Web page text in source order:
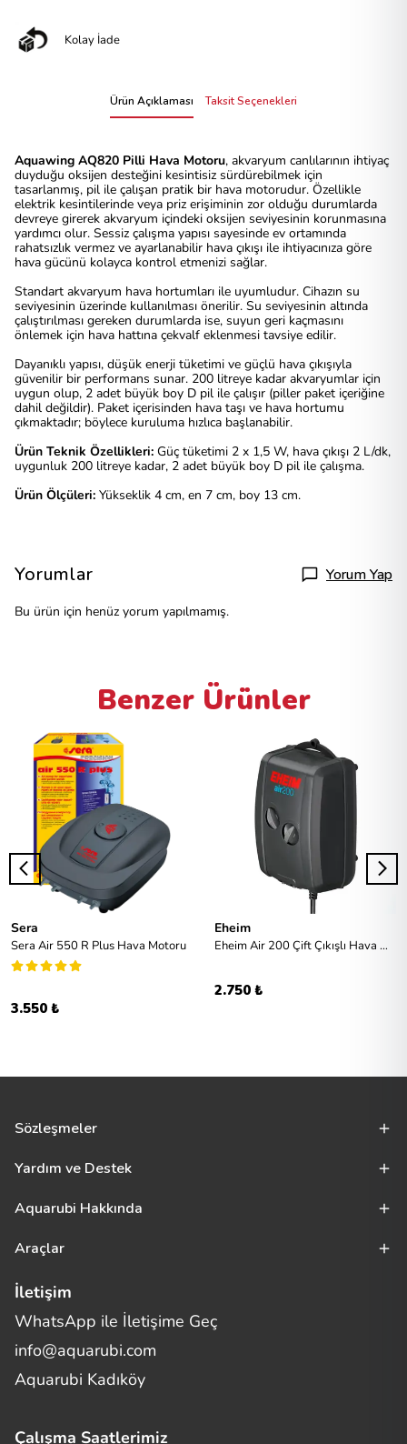
Kolay İade
Ürün Açıklaması Taksit Seçenekleri
Aquawing AQ820 Pilli Hava Motoru, akvaryum canlılarının ihtiyaç
duyduğu oksijen desteğini kesintisiz sürdürebilmek için
tasarlanmış, pil ile çalışan pratik bir hava motorudur. Özellikle
elektrik kesintilerinde veya priz erişiminin zor olduğu durumlarda
devreye girerek akvaryum içindeki oksijen seviyesinin korunmasına
yardımcı olur. Sessiz çalışma yapısı sayesinde ev ortamında
rahatsızlık vermez ve ayarlanabilir hava çıkışı ile ihtiyacınıza göre
hava gücünü kolayca kontrol etmenizi sağlar.
Standart akvaryum hava hortumları ile uyumludur. Cihazın su
seviyesinin üzerinde kullanılması önerilir. Su seviyesinin altında
çalıştırılması gereken durumlarda ise, suyun geri kaçmasını
önlemek için hava hattına çekvalf eklenmesi tavsiye edilir.
Dayanıklı yapısı, düşük enerji tüketimi ve güçlü hava çıkışıyla
güvenilir bir performans sunar. 200 litreye kadar akvaryumlar için
uygun olup, 2 adet büyük boy D pil ile çalışır (piller paket içeriğine
dahil değildir). Paket içerisinden hava taşı ve hava hortumu
çıkmaktadır; böylece kuruluma hızlıca başlanabilir.
Ürün Teknik Özellikleri: Güç tüketimi 2 x 1,5 W, hava çıkışı 2 L/dk,
uygunluk 200 litreye kadar, 2 adet büyük boy D pil ile çalışma.
Ürün Ölçüleri: Yükseklik 4 cm, en 7 cm, boy 13 cm.
Yorumlar Yorum Yap
Bu ürün için henüz yorum yapılmamış.
Benzer Ürünler
Sera
Sera Air 550 R Plus Hava Motoru
3.550 ₺
Eheim
Eheim Air 200 Çift Çıkışlı Hava Motoru
2.750 ₺
Sözleşmeler
Yardım ve Destek
Aquarubi Hakkında
Araçlar
İletişim
WhatsApp ile İletişime Geç
info@aquarubi.com
Aquarubi Kadıköy
Çalışma Saatlerimiz
Merhaba! Size nasıl yardımcı
olabilirim?